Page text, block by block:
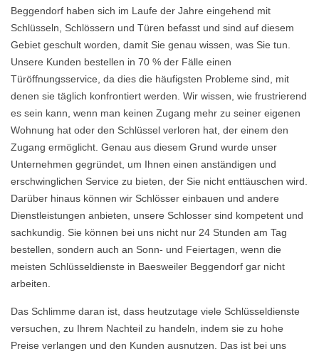
Beggendorf haben sich im Laufe der Jahre eingehend mit
Schlüsseln, Schlössern und Türen befasst und sind auf diesem
Gebiet geschult worden, damit Sie genau wissen, was Sie tun.
Unsere Kunden bestellen in 70 % der Fälle einen
Türöffnungsservice, da dies die häufigsten Probleme sind, mit
denen sie täglich konfrontiert werden. Wir wissen, wie frustrierend
es sein kann, wenn man keinen Zugang mehr zu seiner eigenen
Wohnung hat oder den Schlüssel verloren hat, der einem den
Zugang ermöglicht. Genau aus diesem Grund wurde unser
Unternehmen gegründet, um Ihnen einen anständigen und
erschwinglichen Service zu bieten, der Sie nicht enttäuschen wird.
Darüber hinaus können wir Schlösser einbauen und andere
Dienstleistungen anbieten, unsere Schlosser sind kompetent und
sachkundig. Sie können bei uns nicht nur 24 Stunden am Tag
bestellen, sondern auch an Sonn- und Feiertagen, wenn die
meisten Schlüsseldienste in Baesweiler Beggendorf gar nicht
arbeiten.
Das Schlimme daran ist, dass heutzutage viele Schlüsseldienste
versuchen, zu Ihrem Nachteil zu handeln, indem sie zu hohe
Preise verlangen und den Kunden ausnutzen. Das ist bei uns